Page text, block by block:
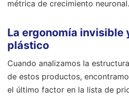
métrica de crecimiento neuronal.
La ergonomía invisible
plástico
Cuando analizamos la
de estos productos,
el último factor en la lista de